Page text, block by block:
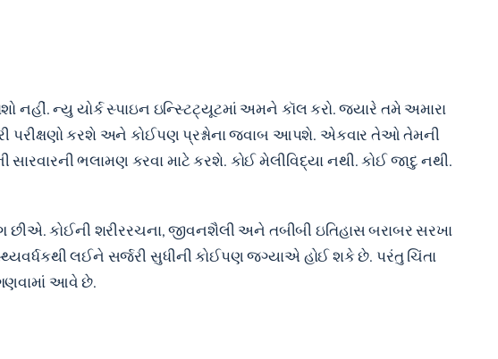
નહીં. ન્યુ યોર્ક સ્પાઇન ઇન્સ્ટિટ્યૂટમાં અમને કૉલ કરો. જ્યારે તમે અમારા
પરીક્ષણો કરશે અને કોઈપણ પ્રશ્નોના જવાબ આપશે. એકવાર તેઓ તેમની
ભલામણ કરવા માટે કરશે. કોઈ મેલીવિદ્યા નથી. કોઈ જાદુ નથી.
કોઈની શરીરરચના, જીવનશૈલી અને તબીબી ઇતિહાસ બરાબર સરખા
લઈને સર્જરી સુધીની કોઈપણ જગ્યાએ હોઈ શકે છે. પરંતુ ચિંતા
આવે છે.